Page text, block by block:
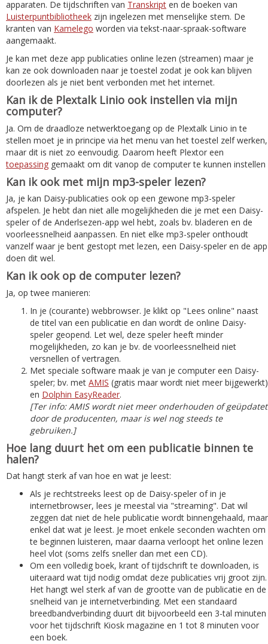
apparaten. De tijdschriften van Transkript en de boeken van
Luisterpuntbibliotheek zijn ingelezen met menselijke stem. De
kranten van Kamelego worden via tekst-naar-spraak-software
aangemaakt.
Je kan met deze app publicaties online lezen (streamen) maar je
kan ze ook downloaden naar je toestel zodat je ook kan blijven
doorlezen als je niet bent verbonden met het internet.
Kan ik de Plextalk Linio ook instellen via mijn
computer?
Ja. Om de draadloze netwerktoegang op de Plextalk Linio in te
stellen moet je in principe via het menu van het toestel zelf werken,
maar dit is niet zo eenvoudig. Daarom heeft Plextor een
toepassing gemaakt om dit vanop de computer te kunnen instellen
Kan ik ook met mijn mp3-speler lezen?
Ja, je kan Daisy-publicaties ook op een gewone mp3-speler
afspelen. Je hebt dan niet alle mogelijkheden die je met een Daisy-
speler of de Anderlsezen-app wel hebt, zoals bv. bladeren en de
voorleessnelheid aanpassen. En niet elke mp3-speler onthoudt
vanzelf waar je bent gestopt met lezen, een Daisy-speler en de app
doen dit wel.
Kan ik ook op de computer lezen?
Ja, op twee manieren:
In je (courante) webbrowser. Je klikt op "Lees online" naast
de titel van een publicatie en dan wordt de online Daisy-
speler geopend. Let wel, deze speler heeft minder
mogelijkheden, zo kan je bv. de voorleessnelheid niet
versnellen of vertragen.
Met speciale software maak je van je computer een Daisy-
speler; bv. met AMIS (gratis maar wordt niet meer bijgewerkt)
en Dolphin EasyReader.
[Ter info: AMIS wordt niet meer onderhouden of geüpdatet
door de producenten, maar is wel nog steeds te
gebruiken.]
Hoe lang duurt het om een publicatie binnen te
halen?
Dat hangt sterk af van hoe en wat je leest:
Als je rechtstreeks leest op de Daisy-speler of in je
internetbrowser, lees je meestal via "streaming". Dat wil
zeggen dat niet de hele publicatie wordt binnengehaald, maar
enkel dat wat je leest. Je moet enkele seconden wachten om
te beginnen luisteren, maar daarna verloopt het online lezen
heel vlot (soms zelfs sneller dan met een CD).
Om een volledig boek, krant of tijdschrift te downloaden, is
uiteraard wat tijd nodig omdat deze publicaties vrij groot zijn.
Het hangt wel sterk af van de grootte van de publicatie en de
snelheid van je internetverbinding. Met een standaard
breedbandverbinding duurt dit bijvoorbeeld een 3-tal minuten
voor het tijdschrift Kiosk magazine en 1 tot 8 minuten voor
een boek.